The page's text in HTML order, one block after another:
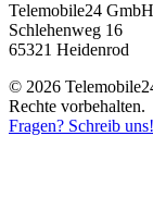
Telemobile24 GmbH
Schlehenweg 16
65321 Heidenrod
© 2026
Rechte vorbehalten.
Fragen? Schreib uns!